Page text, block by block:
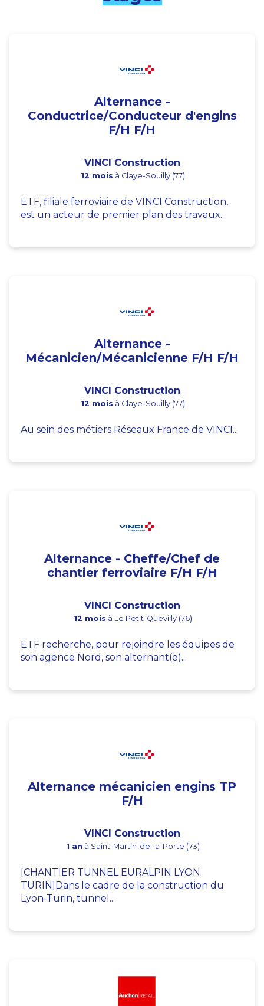
Alternance -
Conductrice/Conducteur d'engins
F/H F/H
VINCI Construction
12 mois à Claye-Souilly (77)
ETF, filiale ferroviaire de VINCI Construction,
est un acteur de premier plan des travaux...
Alternance -
Mécanicien/Mécanicienne F/H F/H
VINCI Construction
12 mois à Claye-Souilly (77)
Au sein des métiers Réseaux France de VINCI...
Alternance - Cheffe/Chef de
chantier ferroviaire F/H F/H
VINCI Construction
12 mois à Le Petit-Quevilly (76)
ETF recherche, pour rejoindre les équipes de
son agence Nord, son alternant(e)...
Alternance mécanicien engins TP
F/H
VINCI Construction
1 an à Saint-Martin-de-la-Porte (73)
[CHANTIER TUNNEL EURALPIN LYON
TURIN]Dans le cadre de la construction du
Lyon-Turin, tunnel...